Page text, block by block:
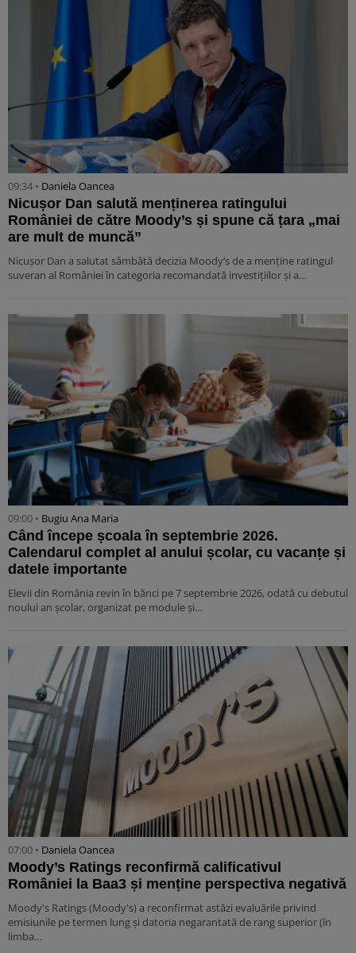
09:34 • Daniela Oancea
Nicușor Dan salută menținerea ratingului
României de către Moody’s și spune că țara „mai
are mult de muncă”
Nicușor Dan a salutat sâmbătă decizia Moody’s de a menține ratingul
suveran al României în categoria recomandată investițiilor și a…
09:00 • Bugiu ⁠Ana Maria
Când începe școala în septembrie 2026.
Calendarul complet al anului școlar, cu vacanțe și
datele importante
Elevii din România revin în bănci pe 7 septembrie 2026, odată cu debutul
noului an școlar, organizat pe module și…
07:00 • Daniela Oancea
Moody’s Ratings reconfirmă calificativul
României la Baa3 și menține perspectiva negativă
Moody's Ratings (Moody's) a reconfirmat astăzi evaluările privind
emisiunile pe termen lung și datoria negarantată de rang superior (în
limba…